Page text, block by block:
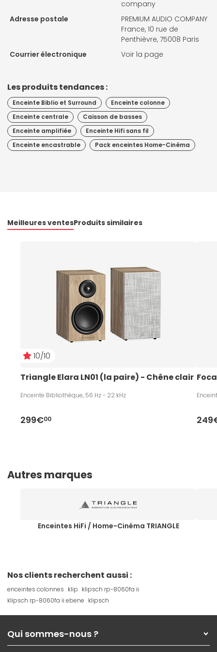
company
Adresse postale
PREMIUM AUDIO COMPANY
France, 10 rue de
Penthièvre, 75008 Paris
Courrier électronique
Voir la page
Les produits tendances :
Enceinte Biblio et Surround
Enceinte colonne
Enceinte centrale
Caisson de basses
Enceinte amplifiée
Enceinte Hifi sans fil
Enceinte encastrable
Pack enceintes Home-Cinéma
Meilleures ventesProduits similaires
10/10
Triangle Elara LN01 (la paire) - Chêne clair
Enceinte Bibliothèque, 56 Hz - 22 kHz
299€00
Autres marques
Enceintes HiFi / Home-Cinéma TRIANGLE
Nos clients recherchent aussi :
enceintes colonnes klip klipsch rp-8060fa ii
klipsch rp-8060fa ii ebene klipsch
Qui sommes-nous ?